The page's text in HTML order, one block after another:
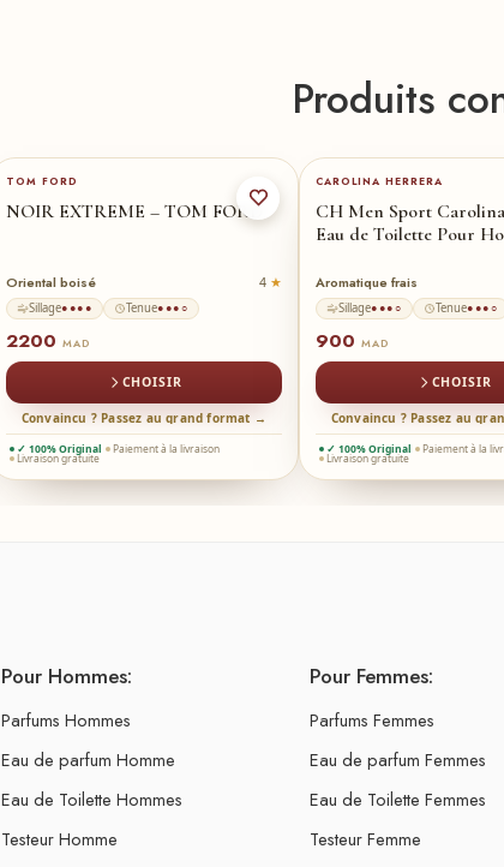
Produits
TOM FORD
NOIR EXTREME – TOM FORD
Oriental boisé 4
Sillage●●●● Tenue●●●○
2200 MAD
CHOISIR
Convaincu ? Passez au grand format →
✓ 100% Original Paiement à la livraison
Livraison gratuite
CAROLINA HERRERA
CH Men Sport
Eau de Toilette Pour
Aromatique frais
Sillage●●●○ Tenue●●●○
900 MAD
CHOISIR
Convaincu ? Passez au
✓ 100% Original Paiement à la
Livraison gratuite
Pour Hommes:
Parfums Hommes
Eau de parfum Homme
Eau de Toilette Hommes
Testeur Homme
Pour Femmes:
Parfums Femmes
Eau de parfum Femmes
Eau de Toilette Femmes
Testeur Femme